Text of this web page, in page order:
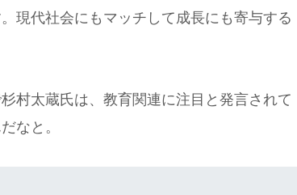
現代社会にもマッチして成長にも寄与する
村太蔵氏は、教育関連に注目と発言されて
なと。